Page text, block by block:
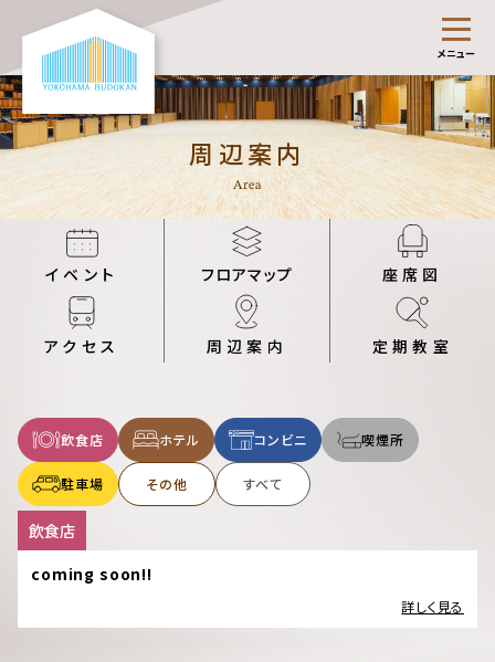
メニュー
周辺案内
イベント フロアマップ 座席図
アクセス 周辺案内 定期教室
飲食店 ホテル コンビニ 喫煙所
駐車場 その他 すべて
飲食店
coming soon!!
詳しく見る